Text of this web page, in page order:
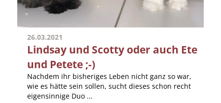
26.03.2021
Lindsay und Scotty oder auch Ete
und Petete ;-)
Nachdem ihr bisheriges Leben nicht ganz so war,
wie es hätte sein sollen, sucht dieses schon recht
eigensinnige Duo ...